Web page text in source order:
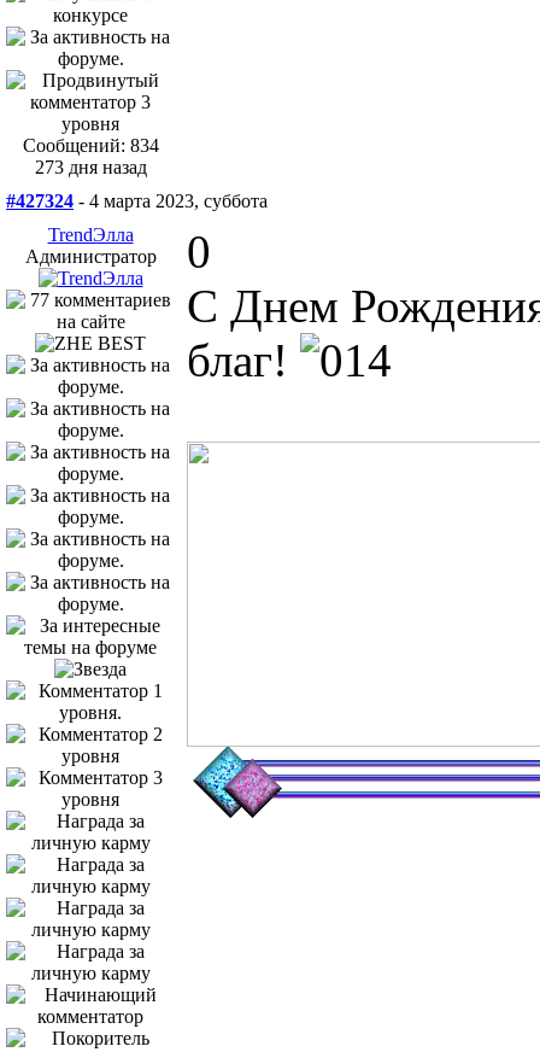
Сообщений: 834
273 дня назад
#427324 - 4 марта 2023, суббота
TrendЭлла
Администратор
0
С Днем
благ!